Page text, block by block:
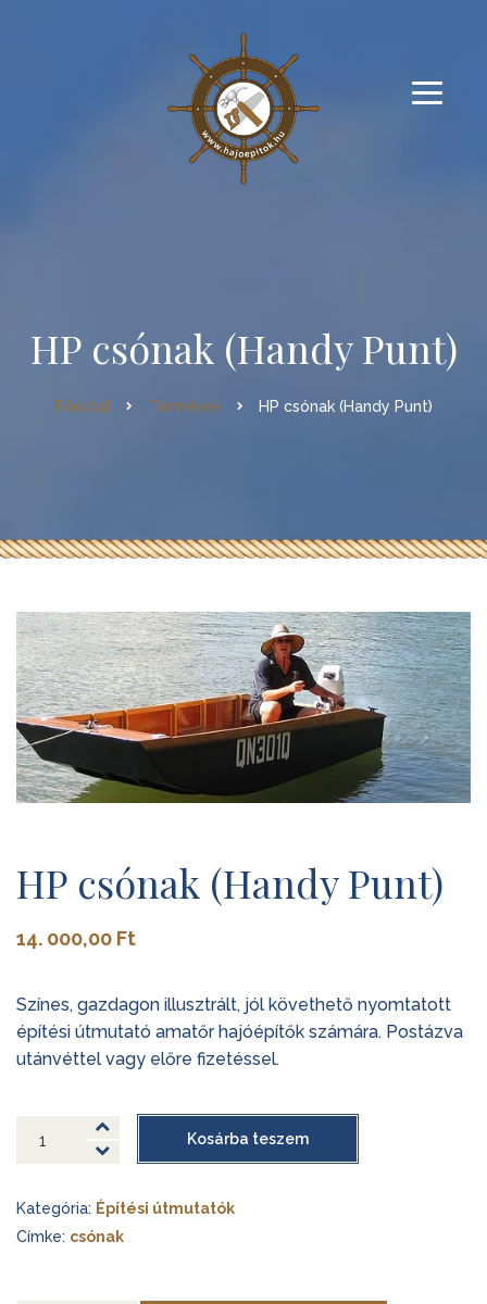
HP csónak (Handy Punt)
Főoldal Termékek HP csónak (Handy Punt)
HP csónak (Handy Punt)
14. 000,00 Ft
Színes, gazdagon illusztrált, jól követhető nyomtatott
építési útmutató amatőr hajóépítők számára. Postázva
utánvéttel vagy előre fizetéssel.
Punt)
mennyiség
Kosárba teszem
Kategória: Építési útmutatók
Címke: csónak